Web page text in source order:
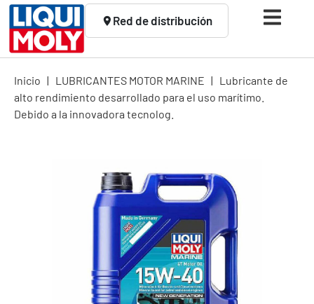
Red de distribución
Inicio | LUBRICANTES MOTOR MARINE | Lubricante de
alto rendimiento desarrollado para el uso marítimo.
Debido a la innovadora tecnolog.